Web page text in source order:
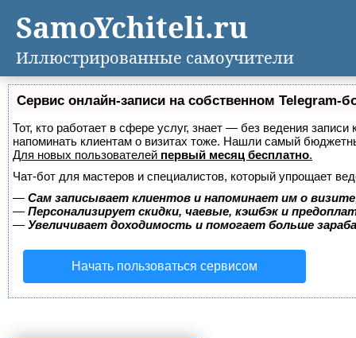
Сервис онлайн-записи на собственном Telegram-
Тот, кто работает в сфере услуг, знает — без ведения
напоминать клиентам о визитах тоже. Нашли самый
Для новых пользователей первый месяц бесплатно.
Чат-бот для мастеров и специалистов, который упрощает
— Сам записывает клиентов и напоминает им о
— Персонализирует скидки, чаевые, кэшбэк и
— Увеличивает доходимость и помогает больше
Начать пользоваться сервисом
SamoYchiteli.ru
Иллюстрированные самоучители